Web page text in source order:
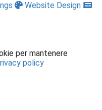
Website Design
per mantenere
policy